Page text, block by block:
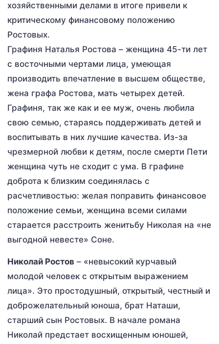
хозяйственными делами в итоге привели к
критическому финансовому положению
Ростовых.
Графиня Наталья Ростова – женщина 45-ти лет
с восточными чертами лица, умеющая
производить впечатление в высшем обществе,
жена графа Ростова, мать четырех детей.
Графиня, так же как и ее муж, очень любила
свою семью, стараясь поддерживать детей и
воспитывать в них лучшие качества. Из-за
чрезмерной любви к детям, после смерти Пети
женщина чуть не сходит с ума. В графине
доброта к близким соединялась с
расчетливостью: желая поправить финансовое
положение семьи, женщина всеми силами
старается расстроить женитьбу Николая на «не
выгодной невесте» Соне.
Николай Ростов – «невысокий курчавый
молодой человек с открытым выражением
лица». Это простодушный, открытый, честный и
доброжелательный юноша, брат Наташи,
старший сын Ростовых. В начале романа
Николай предстает восхищенным юношей,